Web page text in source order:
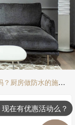
？厨房做防水的施工
防水的施工
现在有优惠活动么？
公司在什么位置呢